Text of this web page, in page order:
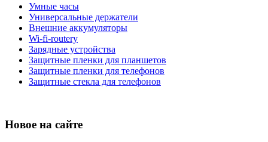
Умные часы
Универсальные держатели
Внешние аккумуляторы
Wi-fi-routery
Зарядные устройства
Защитные пленки для планшетов
Защитные пленки для телефонов
Защитные стекла для телефонов
Новое на сайте